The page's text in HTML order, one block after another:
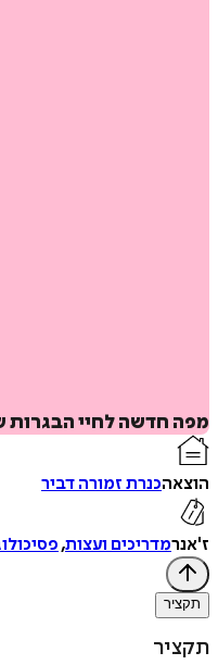
מפה חדשה לחיי הבגרות
הוצאהכנרת זמורה דביר
ז'אנרמדריכים ועצות,
תקציר
תקציר